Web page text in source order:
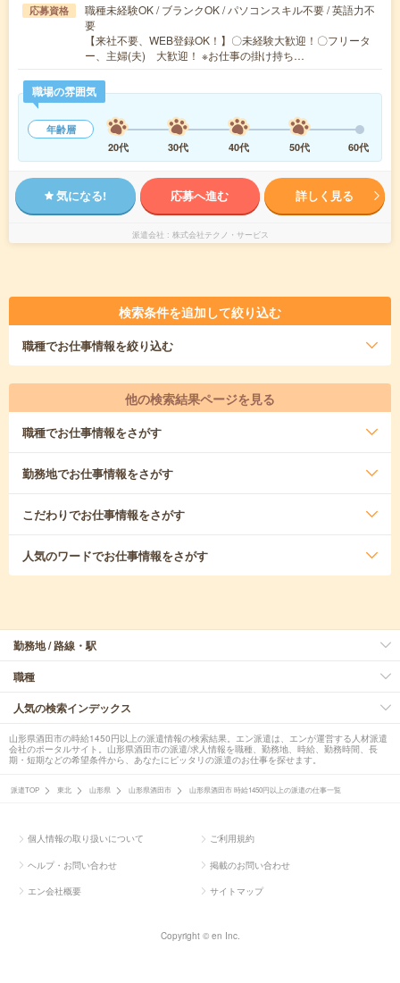
応募資格
職種未経験OK / ブランクOK / パソコンスキル不要 / 英語力不
要
【来社不要、WEB登録OK！】〇未経験大歓迎！〇フリータ
ー、主婦(夫) 大歓迎！ ※お仕事の掛け持ち…
職場の雰囲気
年齢層
20代
30代 40代 50代 60代
気になる! 応募へ進む 詳しく見る
派遣会社 株式会社テクノ・サービス
検索条件を追加して絞り込む
職種でお仕事情報を絞り込む
他の検索結果ページを見る
職種でお仕事情報をさがす
勤務地でお仕事情報をさがす
こだわりでお仕事情報をさがす
人気のワードでお仕事情報をさがす
勤務地 / 路線・駅
職種
人気の検索インデックス
山形県酒田市の時給1450円以上の派遣情報の検索結果。エン派遣は、エンが運営する人材派遣
会社のポータルサイト。山形県酒田市の派遣/求人情報を職種、勤務地、時給、勤務時間、長
期・短期などの希望条件から、あなたにピッタリの派遣のお仕事を探せます。
派遣TOP 東北 山形県 山形県酒田市 山形県酒田市 時給1450円以上の派遣の仕事一覧
個人情報の取り扱いについて ご利用規約
ヘルプ・お問い合わせ 掲載のお問い合わせ
エン会社概要 サイトマップ
Copyright © en Inc.